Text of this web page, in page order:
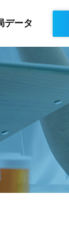
データ